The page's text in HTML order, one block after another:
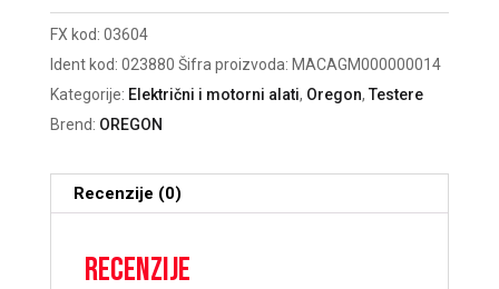
3/8
1,3mm
28Z
160SDEA041
/03604
FX kod: 03604
Ident kod: 023880 Šifra proizvoda: MACAGM000000014
Kategorije: Električni i motorni alati, Oregon, Testere
Brend: OREGON
Recenzije (0)
Recenzije